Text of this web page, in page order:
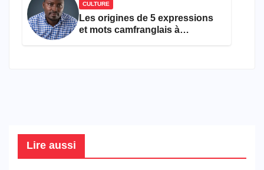
CULTURE
Les origines de 5 expressions
et mots camfranglais à
Lire aussi